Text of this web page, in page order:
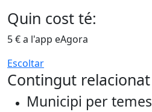
Quin cost té:
5 € a l'app eAgora
Escoltar
Contingut relacionat
Municipi per temes